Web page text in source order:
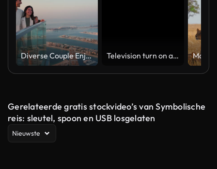
Diverse Couple Enjoying Sunset Views from High Rise Sky Deck Overlooking Palm Jumeirah Television turn on and off. Switch on tv effect, switch off tv effect. Turn on Lcd TV effect, turn off TV effect . Led Tv on and off on black background
Gerelateerde gratis stockvideo’s van Symbolische
reis: sleutel, spoon en USB losgelaten
Nieuwste